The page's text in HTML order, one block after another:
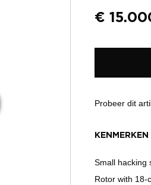
€
Probeer dit
KENMERKEN
Small hacking
Rotor with 18-